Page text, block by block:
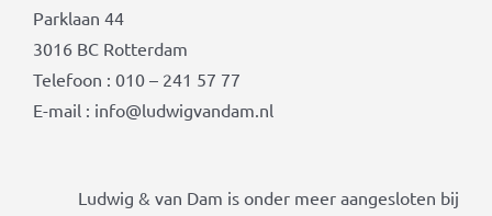
Parklaan 44
3016 BC Rotterdam
Telefoon : 010 – 241 57 77
E-mail : info@ludwigvandam.nl
Ludwig & van Dam is onder meer aangesloten bij